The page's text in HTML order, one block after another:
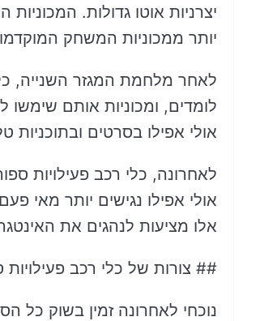
יצרניות אוטו גדולות. המכוניות
יותר ממכוניות המשחק
לאחר מלחמת המגזר השנייה,
לומדים, ומכוניות אותם שימשו
אולי אפילו בסרטים
לאחרונה, כלי רכב פעילויות
אולי אפילו נגישים יותר מאי
אלו מציעות לנהגים את
## צורות של כלי רכב פעילויות
נוכחי לאחרונה זמין בשוק כל